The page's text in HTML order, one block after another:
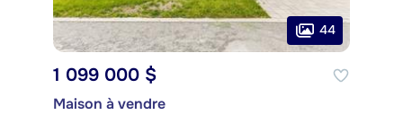
44
1 099 000 $
Maison à vendre